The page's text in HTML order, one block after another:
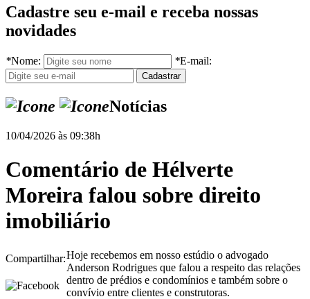
Cadastre seu e-mail e receba nossas
novidades
*Nome: *E-mail:
Notícias
10/04/2026 às 09:38h
Comentário de Hélverte
Moreira falou sobre direito
imobiliário
Compartilhar:Hoje recebemos em nosso estúdio o advogado
Anderson Rodrigues que falou a respeito das relações
dentro de prédios e condomínios e também sobre o
convívio entre clientes e construtoras.